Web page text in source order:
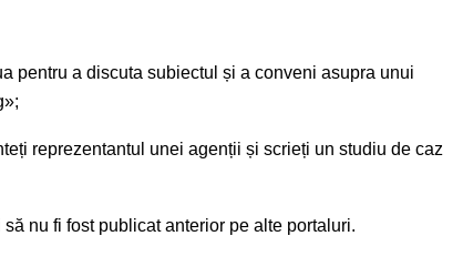
pentru a discuta subiectul și a conveni asupra unui
reprezentantul unei agenții și scrieți un studiu de caz
nu fi fost publicat anterior pe alte portaluri.